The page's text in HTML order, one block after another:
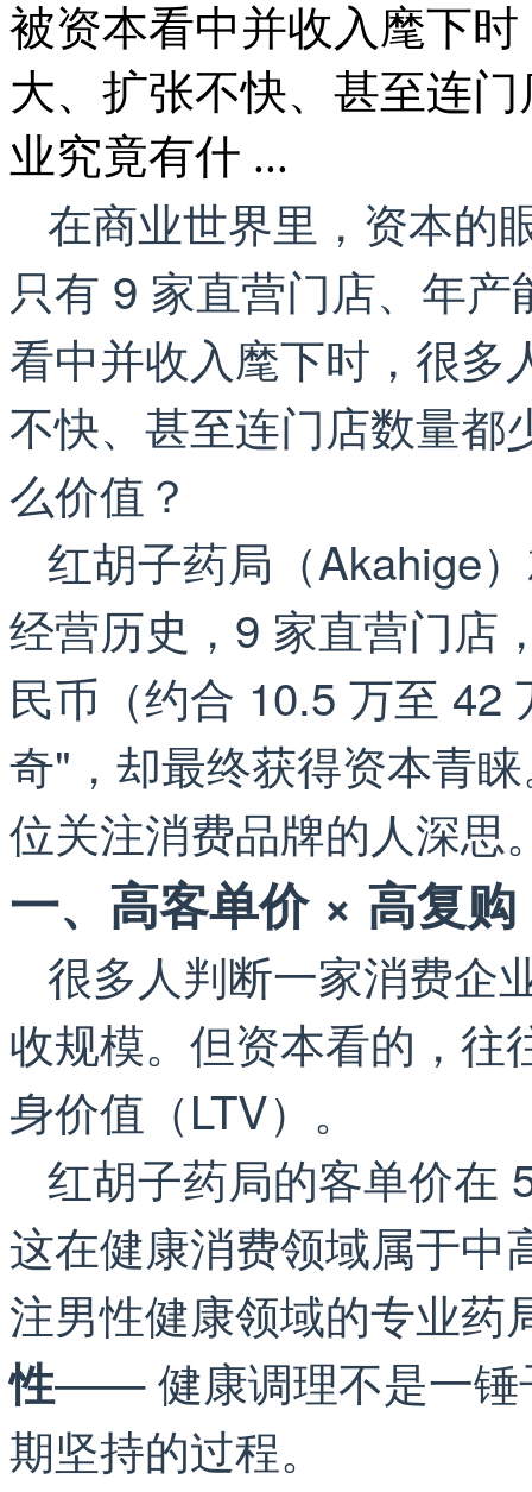
被资本看中并收入麾下
大、扩张不快、甚至连
业究竟有什 ...
在商业世界里，资本的
只有 9 家直营门店、年
看中并收入麾下时，很多
不快、甚至连门店数量都
么价值？
红胡子药局（Akahige
经营历史，9 家直营门店
民币（约合 10.5 万至 42
奇"，却最终获得资本青
位关注消费品牌的人深思
一、高客单价 × 高复
很多人判断一家消费企
收规模。但资本看的，
身价值（LTV）。
红胡子药局的客单价在
这在健康消费领域属于中
注男性健康领域的专业药
性—— 健康调理不是一锤
期坚持的过程。